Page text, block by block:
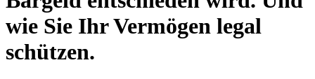
wie Sie Ihr Vermögen legal
schützen.